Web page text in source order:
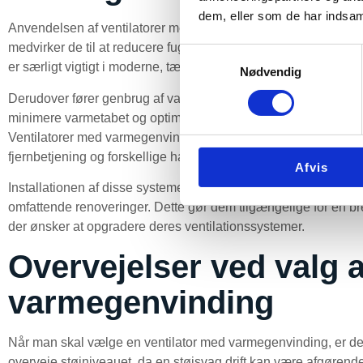
dem, eller som de har
Samtykkevalg
Nødvendig
Afvis
Anvendelsen af ventilatorer med varmegenvinding i private
medvirker de til at reducere fugt, radon, virus og CO2-
er særligt vigtigt i moderne, tætte bygninger, hvor
Derudover fører genbrug af varme til betydelige
minimere varmetabet og optimere energianvendelsen, kan
Ventilatorer med varmegenvinding er desuden designet med
fjernbetjening og forskellige hastighedsindstillinger, der gør
Installationen af disse systemer er typisk ligetil, hvilket gør
omfattende renoveringer. Dette gør dem tilgængelige for en
der ønsker at opgradere deres ventilationssystemer.
Overvejelser ved valg
varmegenvinding
Når man skal vælge en ventilator med varmegenvinding, er